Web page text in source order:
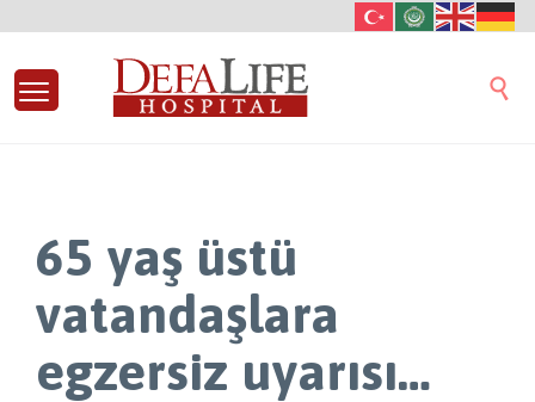

65 yaş üstü
vatandaşlara
egzersiz uyarısı…